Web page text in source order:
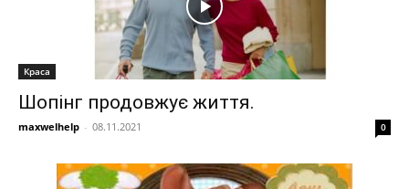
Краса
Шопінг продовжує життя.
maxwelhelp - 08.11.2021 0